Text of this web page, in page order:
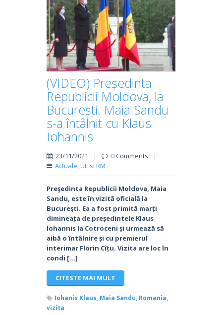
(VIDEO) Președinta
Republicii Moldova, la
București. Maia Sandu
s-a întâlnit cu Klaus
Iohannis
23/11/2021 | 0Comments
|
Actuale,UE si RM
Preşedinta Republicii Moldova, Maia
Sandu, este în vizită oficială la
Bucureşti. Ea a fost primită marți
dimineața de președintele Klaus
Iohannis la Cotroceni și urmează să
aibă o întâlnire și cu premierul
interimar Florin Cîțu. Vizita are loc în
condi […]
CITESTE MAI MULT
Iohanis Klaus, Maia Sandu, Romania,
vizita